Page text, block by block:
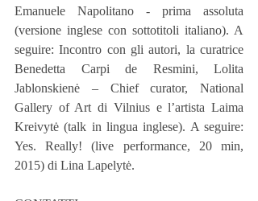
Emanuele Napolitano - prima assoluta
(versione inglese con sottotitoli italiano). A
seguire: Incontro con gli autori, la curatrice
Benedetta Carpi de Resmini, Lolita
Jablonskienė – Chief curator, National
Gallery of Art di Vilnius e l’artista Laima
Kreivytė (talk in lingua inglese). A seguire:
Yes. Really! (live performance, 20 min,
2015) di Lina Lapelytė.